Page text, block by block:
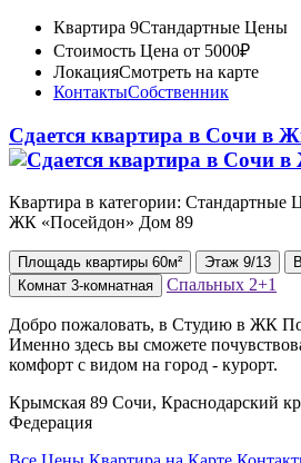
Квартира 9Стандартные Цены
Стоимость Цена от 5000₽
ЛокацияСмотреть на карте
КонтактыСобственник
Сдается квартира в Сочи в
Квартира в категории: Стандартные
ЖК «Посейдон» Дом 89
Площадь квартиры 60м² Этаж 9/13
Комнат 3-комнатная Спальных 2+1
Добро пожаловать, в Студию в ЖК
Именно здесь вы сможете
комфорт с видом на город - курорт.
Крымская 89 Сочи, Краснодарский
Федерация